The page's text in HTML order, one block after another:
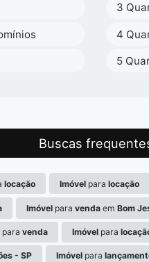
3
4
5
Buscas
locação Imóvel paralocação
Imóvel paravenda emBom
para venda Imóvel para
- SP Imóvel para